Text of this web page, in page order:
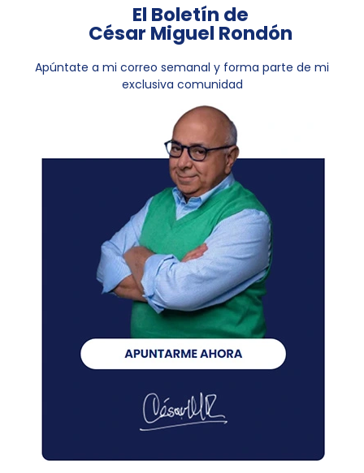
El Boletín de
César Miguel Rondón
Apúntate a mi correo semanal y forma parte de mi
exclusiva comunidad